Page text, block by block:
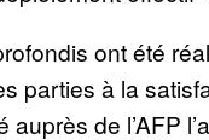
ont été
parties à la
auprès de l’AFP